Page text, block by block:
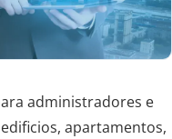
administradores e
apartamentos,